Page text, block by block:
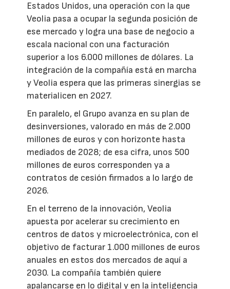
Estados Unidos, una operación con la que
Veolia pasa a ocupar la segunda posición de
ese mercado y logra una base de negocio a
escala nacional con una facturación
superior a los 6.000 millones de dólares. La
integración de la compañía está en marcha
y Veolia espera que las primeras sinergias se
materialicen en 2027.
En paralelo, el Grupo avanza en su plan de
desinversiones, valorado en más de 2.000
millones de euros y con horizonte hasta
mediados de 2028; de esa cifra, unos 500
millones de euros corresponden ya a
contratos de cesión firmados a lo largo de
2026.
En el terreno de la innovación, Veolia
apuesta por acelerar su crecimiento en
centros de datos y microelectrónica, con el
objetivo de facturar 1.000 millones de euros
anuales en estos dos mercados de aquí a
2030. La compañía también quiere
apalancarse en lo digital y en la inteligencia